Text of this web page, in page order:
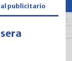
publicitario